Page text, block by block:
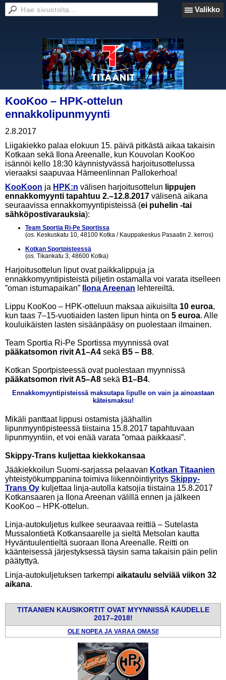
Valikko
KooKoo – HPK-ottelun
ennakkolipunmyynti
2.8.2017
Liigakiekko palaa elokuun 15. päivä pitkästä aikaa takaisin
Kotkaan sekä Ilona Areenalle, kun Kouvolan KooKoo
isännöi kello 18:30 käynnistyvässä harjoitusottelussa
vieraaksi saapuvaa Hämeenlinnan Pallokerhoa!
KooKoon ja HPK:n välisen harjoitusottelun lippujen
ennakkomyynti tapahtuu 2.–12.8.2017 välisenä aikana
seuraavissa ennakkomyyntipisteissä (ei puhelin -tai
sähköpostivarauksia):
Team Sportia Ri-Pe Sportissa
(os. Keskuskatu 10, 48100 Kotka / Kauppakeskus Pasaatin 2. kerros)
Kotkan Sportpisteessä
(os. Tikankatu 3, 48600 Kotka)
Harjoitusottelun liput ovat paikkalippuja ja
ennakkomyyntipisteistä piljetin ostamalla voi varata itselleen
”oman istumapaikan”
Ilona Areenan lehtereiltä.
Lippu KooKoo – HPK-otteluun maksaa aikuisilta 10 euroa,
kun taas 7–15-vuotiaiden lasten lipun hinta on 5 euroa. Alle
kouluikäisten lasten sisäänpääsy on puolestaan ilmainen.
Team Sportia Ri-Pe Sportissa myynnissä ovat
pääkatsomon rivit A1–A4 sekä B5 – B8.
Kotkan Sportpisteessä ovat puolestaan myynnissä
pääkatsomon rivit A5–A8 sekä B1–B4.
Ennakkomyyntipisteissä maksutapa lipulle on vain ja ainoastaan
käteismaksu!
Mikäli panttaat lippusi ostamista jäähallin
lipunmyyntipisteessä tiistaina 15.8.2017 tapahtuvaan
lipunmyyntiin, et voi enää varata ”omaa paikkaasi”.
Skippy-Trans kuljettaa kiekkokansaa
Jääkiekkoilun Suomi-sarjassa pelaavan Kotkan Titaanien
yhteistyökumppanina toimiva liikennöintiyritys Skippy-
Trans Oy kuljettaa linja-autolla katsojia tiistaina 15.8.2017
Kotkansaaren ja Ilona Areenan välillä ennen ja jälkeen
KooKoo – HPK-ottelun.
Linja-autokuljetus kulkee seuraavaa reittiä – Sutelasta
Mussalontietä Kotkansaarelle ja sieltä Metsolan kautta
Hyväntuulentieltä suoraan Ilona Areenalle. Reitti on
käänteisessä järjestyksessä täysin sama takaisin päin pelin
päätyttyä.
Linja-autokuljetuksen tarkempi aikataulu selviää viikon 32
aikana.
TITAANIEN KAUSIKORTIT OVAT MYYNNISSÄ KAUDELLE
2017–2018!
OLE NOPEA JA VARAA OMASI!